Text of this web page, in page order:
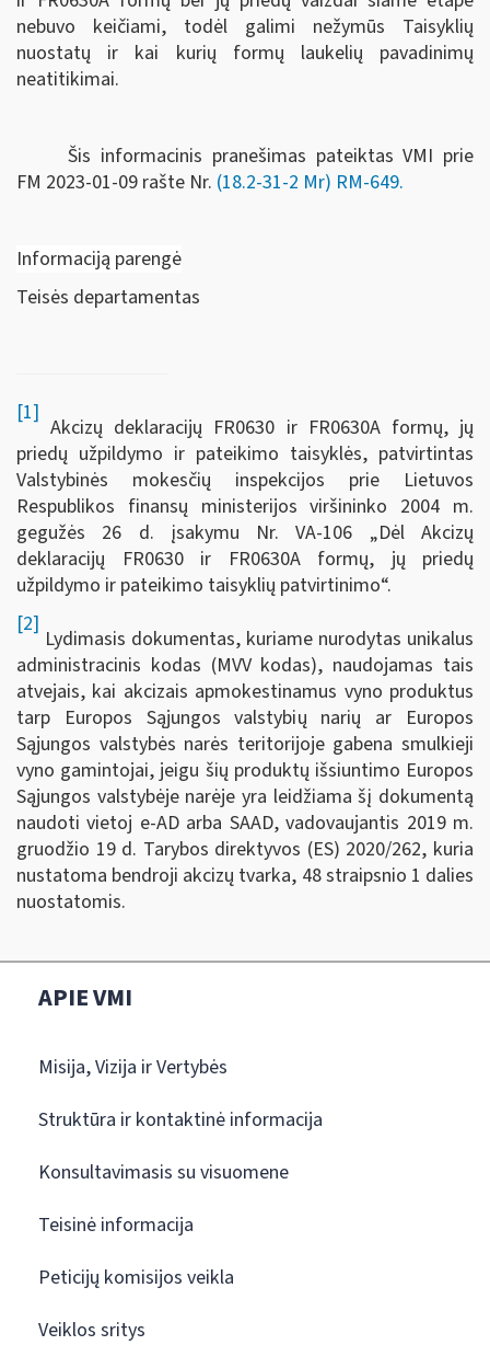
nebuvo keičiami, todėl galimi nežymūs Taisyklių
nuostatų ir kai kurių formų laukelių pavadinimų
neatitikimai.
Šis informacinis pranešimas pateiktas VMI prie
FM 2023-01-09 rašte Nr. (18.2-31-2 Mr) RM-649.
Informaciją parengė
Teisės departamentas
[1]
Akcizų deklaracijų FR0630 ir FR0630A formų, jų
priedų užpildymo ir pateikimo taisyklės, patvirtintas
Valstybinės mokesčių inspekcijos prie Lietuvos
Respublikos finansų ministerijos viršininko 2004 m.
gegužės 26 d. įsakymu Nr. VA-106 „Dėl Akcizų
deklaracijų FR0630 ir FR0630A formų, jų priedų
užpildymo ir pateikimo taisyklių patvirtinimo“.
[2]
Lydimasis dokumentas, kuriame nurodytas unikalus
administracinis kodas (MVV kodas), naudojamas tais
atvejais, kai akcizais apmokestinamus vyno produktus
tarp Europos Sąjungos valstybių narių ar Europos
Sąjungos valstybės narės teritorijoje gabena smulkieji
vyno gamintojai, jeigu šių produktų išsiuntimo Europos
Sąjungos valstybėje narėje yra leidžiama šį dokumentą
naudoti vietoj e-AD arba SAAD, vadovaujantis 2019 m.
gruodžio 19 d. Tarybos direktyvos (ES) 2020/262, kuria
nustatoma bendroji akcizų tvarka, 48 straipsnio 1 dalies
nuostatomis.
APIE VMI
Misija, Vizija ir Vertybės
Struktūra ir kontaktinė informacija
Konsultavimasis su visuomene
Teisinė informacija
Peticijų komisijos veikla
Veiklos sritys